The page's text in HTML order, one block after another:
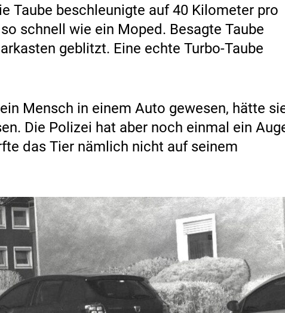
Taube beschleunigte auf 40 Kilometer pro
schnell wie ein Moped. Besagte Taube
geblitzt. Eine echte Turbo-Taube
Mensch in einem Auto gewesen, hätte
Die Polizei hat aber noch einmal ein
das Tier nämlich nicht auf seinem